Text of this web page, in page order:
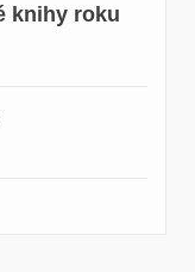
knihy roku